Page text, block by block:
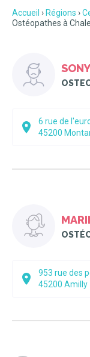
Accueil Régions
Ostéopathes à
6 rue de
45200
953 rue des
45200 Amilly